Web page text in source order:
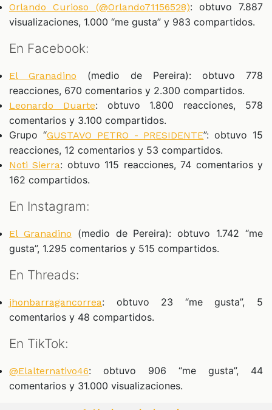
Orlando Curioso (@Orlando71156528): obtuvo 7.887
visualizaciones, 1.000 “me gusta” y 983 compartidos.
En Facebook:
El Granadino (medio de Pereira): obtuvo 778
reacciones, 670 comentarios y 2.300 compartidos.
Leonardo Duarte: obtuvo 1.800 reacciones, 578
comentarios y 3.100 compartidos.
Grupo “GUSTAVO PETRO - PRESIDENTE”: obtuvo 15
reacciones, 12 comentarios y 53 compartidos.
Noti Sierra: obtuvo 115 reacciones, 74 comentarios y
162 compartidos.
En Instagram:
El Granadino (medio de Pereira): obtuvo 1.742 “me
gusta”, 1.295 comentarios y 515 compartidos.
En Threads:
jhonbarragancorrea: obtuvo 23 “me gusta”, 5
comentarios y 48 compartidos.
En TikTok:
@Elalternativo46: obtuvo 906 “me gusta”, 44
comentarios y 31.000 visualizaciones.